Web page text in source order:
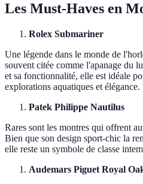
Les Must-Haves en
Rolex Submariner
Une légende dans le monde de
souvent citée comme l'apanage du
et sa fonctionnalité, elle est idéale
explorations aquatiques et élégance.
Patek Philippe Nautilus
Rares sont les montres qui offrent
Bien que son design sport-chic la
elle reste un symbole de classe
Audemars Piguet Royal